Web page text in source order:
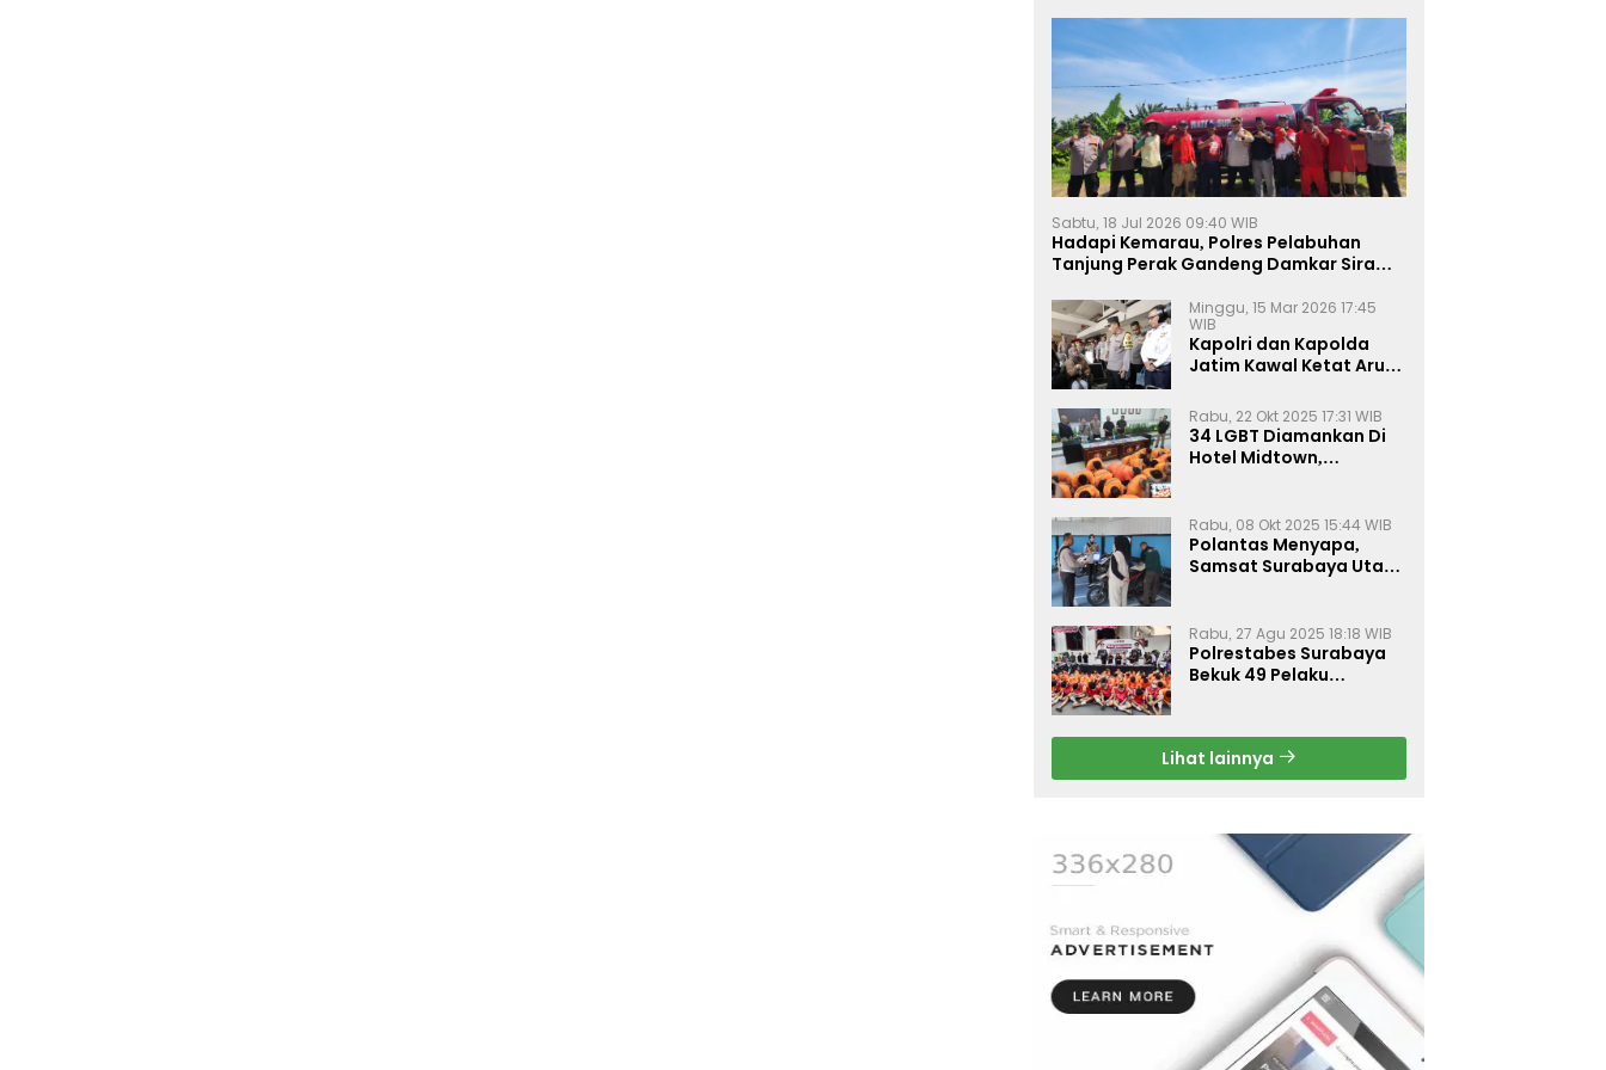
Sabtu, 18 Jul 2026 09:40 WIB
Hadapi Kemarau, Polres Pelabuhan
Tanjung Perak Gandeng Damkar Siram
Minggu, 15 Mar 2026 17:45
WIB
Kapolri dan Kapolda
Jatim Kawal Ketat Arus
Rabu, 22 Okt 2025 17:31 WIB
34 LGBT Diamankan Di
Hotel Midtown,
Rabu, 08 Okt 2025 15:44 WIB
Polantas Menyapa,
Samsat Surabaya Utara
Rabu, 27 Agu 2025 18:18 WIB
Polrestabes Surabaya
Bekuk 49 Pelaku
Gratis
Lihat lainnya